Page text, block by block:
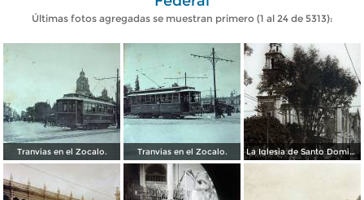
Últimas fotos agregadas se muestran primero (1 al 24 de 5313):
Tranvias en el Zocalo. Tranvias en el Zocalo. La Iglesia de Santo Domingo.